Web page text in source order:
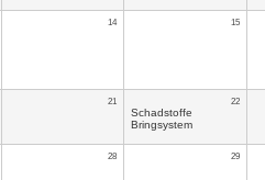
14 15
21 22
Schadstoffe
Bringsystem
28 29